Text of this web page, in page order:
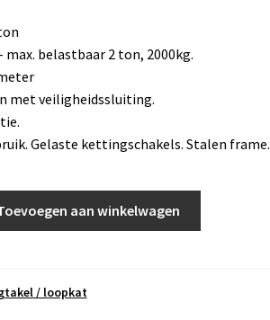
max. belastbaar 2 ton, 2000kg.
met veiligheidssluiting.
Gelaste kettingschakels. Stalen frame.
aan winkelwagen
/ loopkat